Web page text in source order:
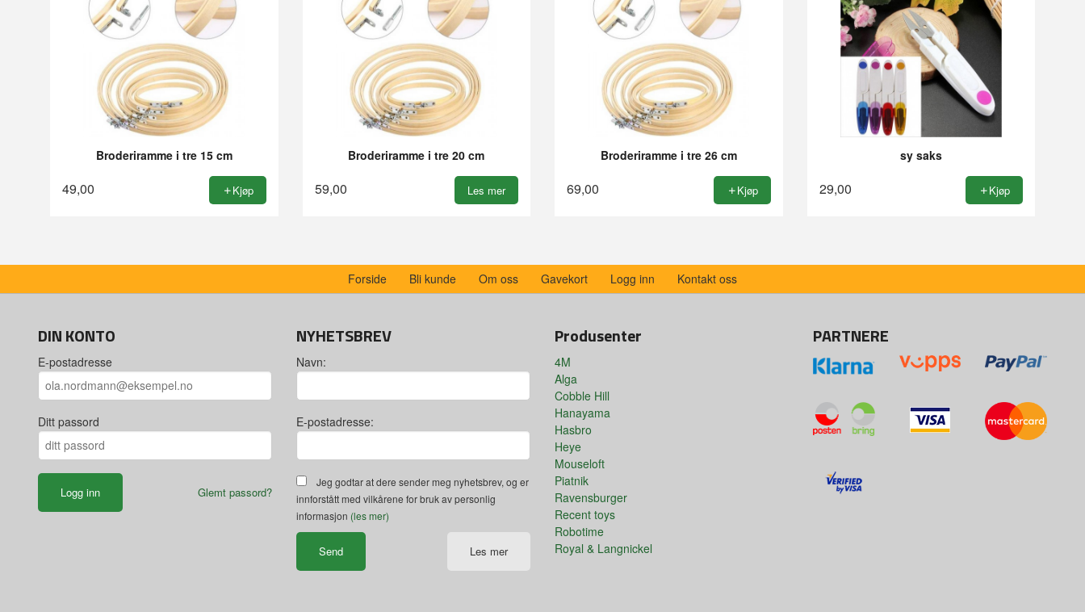
Broderiramme i tre 15 cm
49,00 Kjøp
Broderiramme i tre 20 cm
59,00 Les mer
Broderiramme i tre 26 cm
69,00 Kjøp
sy saks
29,00 Kjøp
Forside Bli kunde Om oss Gavekort Logg inn Kontakt oss
DIN KONTO
E-postadresse
Ditt passord
Glemt passord?
NYHETSBREV
Navn:
E-postadresse:
Jeg godtar at dere sender meg nyhetsbrev, og er
innforstått med vilkårene for bruk av personlig
informasjon (les mer)
Les mer
Produsenter
4M
Alga
Cobble Hill
Hanayama
Hasbro
Heye
Mouseloft
Piatnik
Ravensburger
Recent toys
Robotime
Royal & Langnickel
PARTNERE